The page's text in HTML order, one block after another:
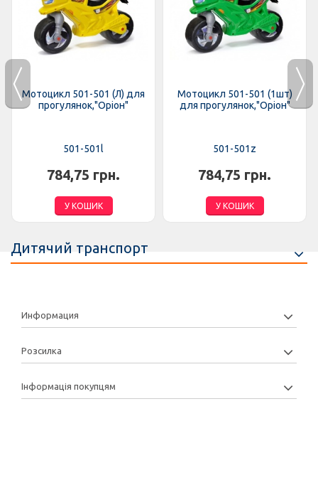
Мотоцикл 501-501 (Л) для
прогулянок,"Оріон"
501-501l
784,75 грн.
У КОШИК
Мотоцикл 501-501 (1шт)
для прогулянок,"Оріон"
501-501z
784,75 грн.
У КОШИК
Дитячий транспорт
Информация
Розсилка
Інформація покупцям